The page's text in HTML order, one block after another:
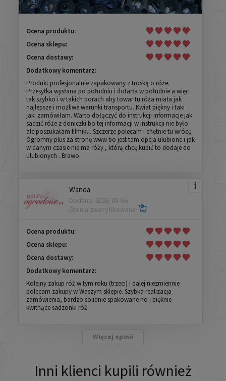
Ocena produktu:
Ocena sklepu:
Ocena dostawy:
Dodatkowy komentarz:
Produkt profesjonalnie zapakowany z troską o róże.
Przesyłka wysłana po południu i dotarła w południe a więc
tak szybko i w takich porach aby towar tu róża miała jak
najlepsze i możliwe warunki transportu. Kwiat piękny i taki
jaki zamówiłam. Warto dołączyć do instrukcji informacje jak
sadzić róże z doniczki bo tej informacji w instrukcji nie było
ale poszukałam filmiku. Szczerze polecam i chętnie tu wrócę.
Ogromny plus za stronę www bo jest tam opcja ulubione i jak
w danym czasie nie ma róży , którą chcę kupić to dodaje do
ulubionych . Brawo.
Wanda
Dodano: 2026-08-06
Opinia zweryfikowana
Ocena produktu:
Ocena sklepu:
Ocena dostawy:
Dodatkowy komentarz:
Kolejny zakup róż w tym roku (trzeci) i dalej niezmiennie
polecam zakupy w Waszym sklepie. Szybka realizacja
zamówienia, bardzo solidnie spakowane no i pięknie
kwitnące sadzonki róż
Więcej opinii
Inni klienci kupili również